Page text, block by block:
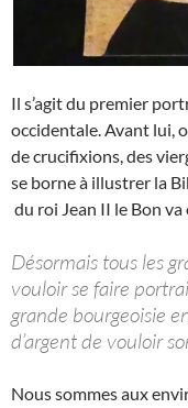
Il s’agit du premier
occidentale. Avant lui,
de crucifixions, des
se borne à illustrer la
du roi Jean II le Bon
Désormais tous les
vouloir se faire
grande bourgeoisie
d’argent de vouloir
Nous sommes aux